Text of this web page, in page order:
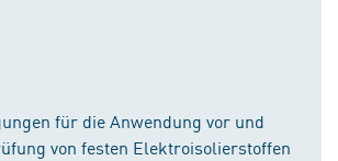
für die Anwendung vor und
von festen Elektroisolierstoffen